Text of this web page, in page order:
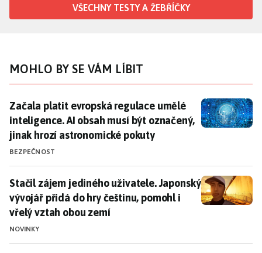
VŠECHNY TESTY A ŽEBŘÍČKY
MOHLO BY SE VÁM LÍBIT
Začala platit evropská regulace umělé inteligence.
Začala platit evropská regulace umělé
inteligence. AI obsah musí být označený,
jinak hrozí astronomické pokuty
BEZPEČNOST
Stačil zájem jediného uživatele. Japonský vývojář
Stačil zájem jediného uživatele. Japonský
vývojář přidá do hry češtinu, pomohl i
vřelý vztah obou zemí
NOVINKY